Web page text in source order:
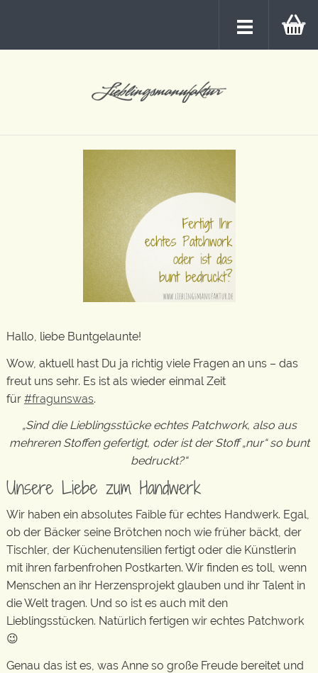
Hallo, liebe Buntgelaunte!
Wow, aktuell hast Du ja richtig viele Fragen an uns – das
freut uns sehr. Es ist als wieder einmal Zeit
für #fragunswas.
„Sind die Lieblingsstücke echtes Patchwork, also aus
mehreren Stoffen gefertigt, oder ist der Stoff „nur“ so bunt
bedruckt?“
Unsere Liebe zum Handwerk
Wir haben ein absolutes Faible für echtes Handwerk. Egal,
ob der Bäcker seine Brötchen noch wie früher bäckt, der
Tischler, der Küchenutensilien fertigt oder die Künstlerin
mit ihren farbenfrohen Postkarten. Wir finden es toll, wenn
Menschen an ihr Herzensprojekt glauben und ihr Talent in
die Welt tragen. Und so ist es auch mit den
Lieblingsstücken. Natürlich fertigen wir echtes Patchwork
😉
Genau das ist es, was Anne so große Freude bereitet und